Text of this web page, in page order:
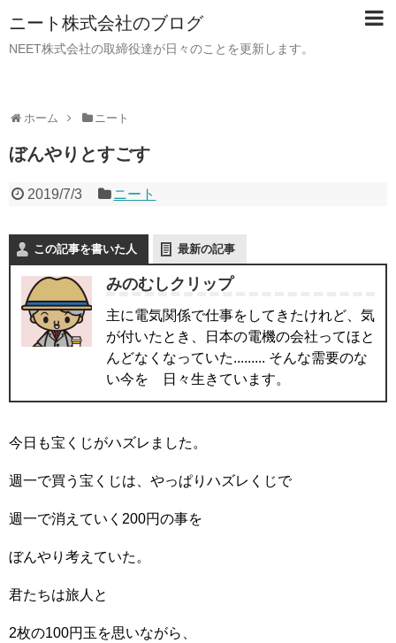
ニート株式会社のブログ
NEET株式会社の取締役達が日々のことを更新します。
ホーム ニート
ぼんやりとすごす
2019/7/3 ニート
この記事を書いた人 最新の記事
みのむしクリップ
主に電気関係で仕事をしてきたけれど、気
が付いたとき、日本の電機の会社ってほと
んどなくなっていた......... そんな需要のな
い今を 日々生きています。
今日も宝くじがハズレました。
週一で買う宝くじは、やっぱりハズレくじで
週一で消えていく200円の事を
ぼんやり考えていた。
君たちは旅人と
2枚の100円玉を思いながら、